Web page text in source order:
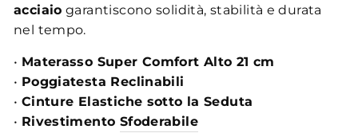
acciaio garantiscono solidità, stabilità e durata
nel tempo.
• Materasso Super Comfort Alto 21 cm
• Poggiatesta Reclinabili
• Cinture Elastiche sotto la Seduta
• Rivestimento Sfoderabile